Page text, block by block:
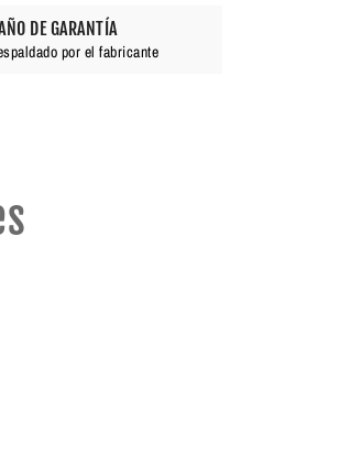
DE GARANTÍA
por el fabricante